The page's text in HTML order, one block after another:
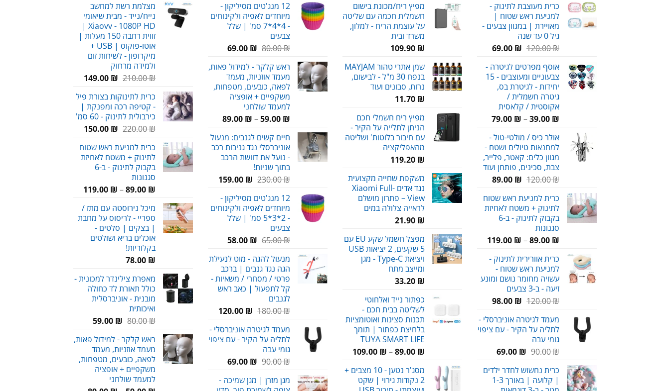
כרית מעוצבת לתינוק -
למניעת ראש שטוח |
מאויירת | במגוון צבעים -
גיל 0 עד שנה
120.00₪
המחיר
היה:
120.00 ₪.
69.00 ₪
המחיר
הוא:
69.00 ₪.
אוסף מפרטים לגיטרה -
צבעוניים ומעוצבים - 15
יחידות - לגיטרת בס,
גיטרה חשמלית /
אקוסטית / קלאסית
39.00 ₪
–
79.00 ₪
טווח
עד
אולר כיס / מולטי-טול -
למחנאות טיולים ושטח -
מגוון כלים: קאטר, פלייר,
צבת, סכינים, פותחן ועוד
120.00₪
המחיר
היה:
120.00 ₪.
89.00 ₪
המחיר
הוא:
89.00 ₪.
כרית למניעת ראש שטוח
לתינוק + משטח לאחיזת
בקבוק לתינוק - ב-6
סגנונות
89.00 ₪
–
119.00 ₪
כרית אוורירית לתינוק -
למניעת ראש שטוח -
עשויה מחומר נושם ומונע
זיעה - ב-3 צבעים
120.00₪
המחיר
היה:
120.00 ₪.
98.00 ₪
המחיר
הוא:
98.00 ₪.
מעמד לגיטרה אוניברסלי -
לתליה על הקיר - עם ציפוי
גומי עבה
90.00₪
המחיר
היה:
90.00 ₪.
69.00 ₪
המחיר
הוא:
69.00 ₪.
כרית נחשוש לחדר ילדים
| קלועה | באורך 1-3
מפיץ ריח/מכונת בישום
חשמלית חכמה עם שליטה
על עוצמת הריח - למלון,
משרד ובית
109.90 ₪
שמן אתרי טהור MAYJAM
בנפח 30 מ"ל - לבישום,
נרות, סבונים ועוד
11.70 ₪
מפיץ ריח חשמלי חכם
הניתן לתלייה על הקיר -
עם חיבור בלוטות' ושליטה
מהאפליקציה
119.20 ₪
משקפת שחייה מקצועית
נגד אדים Xiaomi Full-
View – פתרון מושלם
לראייה צלולה במים
21.90 ₪
מפצל חשמל שקע EU עם
5 שקעים, 2 יציאות USB
ויציאת Type-C - מגן
ומייצב מתח
33.20 ₪
כפתור נייד ואלחוטי
לשליטה בבית חכם -
תכנות סצינות ואוטומציות
בלחיצת כפתור | תומך
TUYA SMART LIFE
89.00 ₪
–
109.00 ₪
מסג'ר נטען - 10 מצבים +
2 נקודות גירוי | שקט
12 מנג'טים מסיליקון -
מיוחדים לאפיה ולקינוחים
- 4*4*7 סמ' | שלל
צבעים
80.00₪
המחיר
היה:
80.00 ₪.
69.00 ₪
המחיר
הוא:
ראש קלקר - למידול פאות,
מעמד אוזניות, מעמד
לפאה, כובעים, מטפחות,
משקפיים + אופציה
למעמד שולחני
59.00 ₪
–
89.00 ₪
טווח
עד
חיים קשים לגנבים: מנעול
אוניברסלי נגד גניבות רכב
- נועל את דוושת הרכב
בתוך שניות!
230.00₪
המחיר
היה:
230.00 ₪.
159.00 ₪
המחיר
159.00 ₪.
12 מנג'טים מסיליקון -
מיוחדים לאפיה ולקינוחים
- 2*3*5 סמ' | שלל
צבעים
65.00₪
המחיר
היה:
65.00 ₪.
58.00 ₪
המחיר
הוא:
58.00 ₪.
מנעול להגה - מוט לנעילת
הגה נגד גנבים | ברכב
פרטי / מסחרי / משאיות -
קל לתפעול | כאב ראש
לגנבים
180.00₪
המחיר
היה:
180.00 ₪.
120.00 ₪
המחיר
הוא:
120.00 ₪.
מעמד לגיטרה אוניברסלי -
לתליה על הקיר - עם ציפוי
גומי עבה
90.00₪
המחיר
היה:
69.00 ₪
המחיר
הוא:
מגן מזרן | מגן שמיכה -
מצלמת רשת למחשב
נייח/נייד - מבית שיאומי
Xiaovv - 1080P HD |
זווית רחבה 150 מעלות |
אוטו-פוקוס | USB +
מיקרופון - לשיחות זום
ולמידה מרחוק
210.00₪
המחיר
היה:
210.00 ₪.
149.00 ₪
המחיר
הוא:
149.00 ₪.
כרית לתינוקות בצורת פיל
- קטיפה רכה ומפנקת |
כירבולית לתינוק - 60 סמ'
220.00₪
המחיר
היה:
220.00 ₪.
150.00 ₪
המחיר
הוא:
150.00 ₪.
כרית למניעת ראש שטוח
לתינוק + משטח לאחיזת
בקבוק לתינוק - ב-6
סגנונות
89.00 ₪
–
119.00 ₪
עד
מיכל נירוסטה עם מתז /
ספריי - לריסוס על מחבת
| בצקים | סלטים -
אוכלים בריא ושולטים
בקלוריות!
78.00 ₪
מאפרת צילינדר למכונית -
כולל תאורת לד כחולה
מובנית - אוניברסלית
ואיכותית
80.00₪
המחיר
היה:
80.00 ₪.
59.00 ₪
המחיר
הוא:
ראש קלקר - למידול פאות,
מעמד אוזניות, מעמד
לפאה, כובעים, מטפחות,
משקפיים + אופציה
למעמד שולחני